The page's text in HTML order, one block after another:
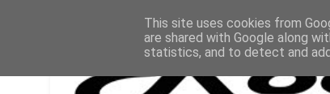
This site uses cookies from
are shared with Google along
statistics, and to detect and